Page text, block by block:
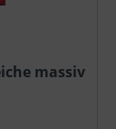
massiv